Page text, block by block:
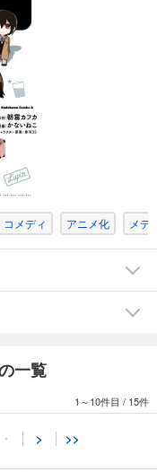
メディ アニメ化 メデ
一覧
1～10件目 / 15件
・ > >>